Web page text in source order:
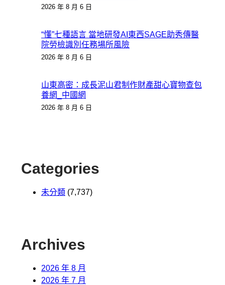
2026 年 8 月 6 日
“懂”七種語言 當地研發AI東西SAGE助秀傳醫
院勞檢識別任務場所風險
2026 年 8 月 6 日
山東高密：成長泥山君制作財產甜心寶物查包
養網_中國網
2026 年 8 月 6 日
Categories
未分類 (7,737)
Archives
2026 年 8 月
2026 年 7 月